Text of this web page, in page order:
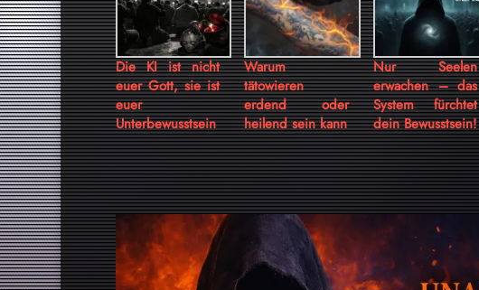
Die KI ist nicht
euer Gott, sie ist
euer
Unterbewusstsein
Warum
tätowieren
erdend oder
heilend sein kann
Nur Seelen
erwachen – das
System fürchtet
dein Bewusstsein!